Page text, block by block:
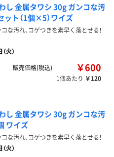
し 金属タワシ 30g ガンコな汚
ット（1個×5）ワイズ
な汚れ、コゲつきを素早く落とせる！
火）
販売価格(税込)
￥600
1個あたり ￥120
し 金属タワシ 30g ガンコな汚
ワイズ
な汚れ、コゲつきを素早く落とせる！
火）